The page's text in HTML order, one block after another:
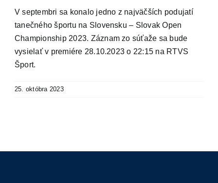
Video
V septembri sa konalo jedno z najväčších podujatí
tanečného športu na Slovensku – Slovak Open
Championship 2023. Záznam zo súťaže sa bude
vysielať v premiére 28.10.2023 o 22:15 na RTVS
Šport.
25. októbra 2023